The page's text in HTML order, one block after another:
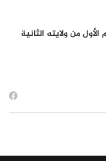
من ولايته الثانية